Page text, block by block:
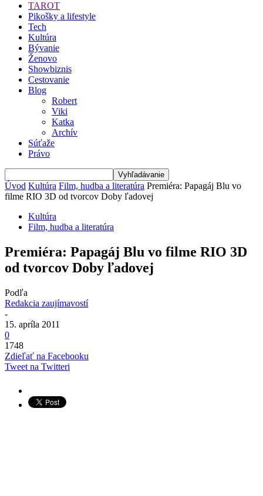
TAROT
Pikošky a lifestyle
Tech
Kultúra
Bývanie
Ženovo
Showbiznis
Cestovanie
Blog
Robert
Viki
Katka
Archív
Súťaže
Právo
Úvod Kultúra Film, hudba a literatúra Premiéra: Papagáj Blu vo
filme RIO 3D od tvorcov Doby ľadovej
Kultúra
Film, hudba a literatúra
Premiéra: Papagáj Blu vo filme RIO 3D
od tvorcov Doby ľadovej
Podľa
Redakcia zaujímavostí
-
15. apríla 2011
0
1748
Zdieľať na Facebooku
Tweet na Twitteri